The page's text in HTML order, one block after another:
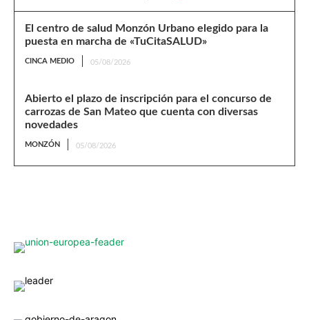
El centro de salud Monzón Urbano elegido para la
puesta en marcha de «TuCitaSALUD»
CINCA MEDIO 05/08/2026
Abierto el plazo de inscripción para el concurso de
carrozas de San Mateo que cuenta con diversas
novedades
MONZÓN 05/08/2026